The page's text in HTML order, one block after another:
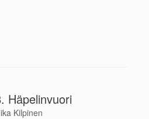
Häpelinvuori
Kilpinen